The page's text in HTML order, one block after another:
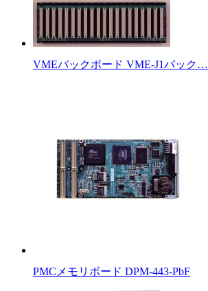
VMEバックボード VME-J1バック…
PMCメモリボード DPM-443-PbF